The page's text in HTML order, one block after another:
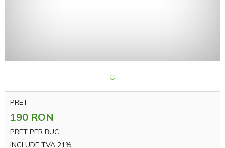
PRET
190 RON
PRET PER BUC
INCLUDE TVA 21%